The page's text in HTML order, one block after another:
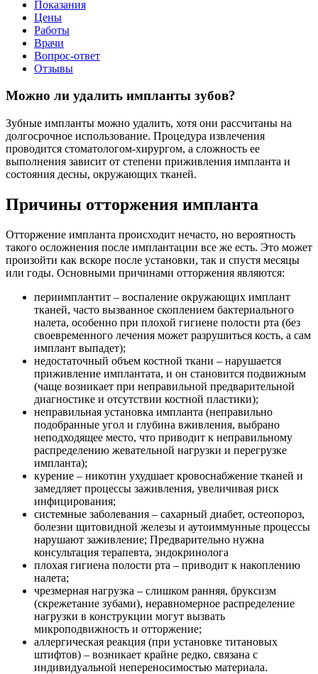
Показания
Цены
Работы
Врачи
Вопрос-ответ
Отзывы
Можно ли удалить импланты зубов?
Зубные импланты можно удалить, хотя они рассчитаны на
долгосрочное использование. Процедура извлечения
проводится стоматологом-хирургом, а сложность ее
выполнения зависит от степени приживления импланта и
состояния десны, окружающих тканей.
Причины отторжения импланта
Отторжение импланта происходит нечасто, но вероятность
такого осложнения после имплантации все же есть. Это может
произойти как вскоре после установки, так и спустя месяцы
или годы. Основными причинами отторжения являются:
периимплантит – воспаление окружающих имплант
тканей, часто вызванное скоплением бактериального
налета, особенно при плохой гигиене полости рта (без
своевременного лечения может разрушиться кость, а сам
имплант выпадет);
недостаточный объем костной ткани – нарушается
приживление имплантата, и он становится подвижным
(чаще возникает при неправильной предварительной
диагностике и отсутствии костной пластики);
неправильная установка импланта (неправильно
подобранные угол и глубина вживления, выбрано
неподходящее место, что приводит к неправильному
распределению жевательной нагрузки и перегрузке
импланта);
курение – никотин ухудшает кровоснабжение тканей и
замедляет процессы заживления, увеличивая риск
инфицирования;
системные заболевания – сахарный диабет, остеопороз,
болезни щитовидной железы и аутоиммунные процессы
нарушают заживление; Предварительно нужна
консультация терапевта, эндокринолога
плохая гигиена полости рта – приводит к накоплению
налета;
чрезмерная нагрузка – слишком ранняя, бруксизм
(скрежетание зубами), неравномерное распределение
нагрузки в конструкции могут вызвать
микроподвижность и отторжение;
аллергическая реакция (при установке титановых
штифтов) – возникает крайне редко, связана с
индивидуальной непереносимостью материала.